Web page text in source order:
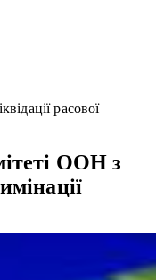
расової
ООН з